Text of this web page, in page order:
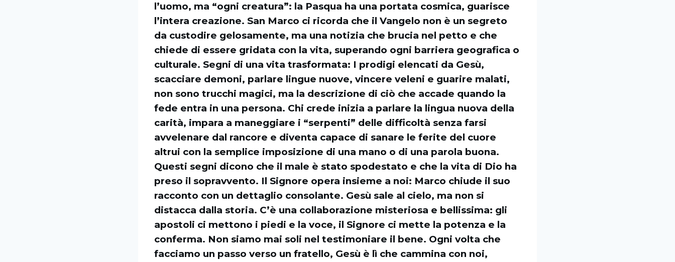
l’uomo, ma “ogni creatura”: la Pasqua ha una portata cosmica, guarisce
l’intera creazione. San Marco ci ricorda che il Vangelo non è un segreto
da custodire gelosamente, ma una notizia che brucia nel petto e che
chiede di essere gridata con la vita, superando ogni barriera geografica o
culturale. Segni di una vita trasformata: I prodigi elencati da Gesù,
scacciare demoni, parlare lingue nuove, vincere veleni e guarire malati,
non sono trucchi magici, ma la descrizione di ciò che accade quando la
fede entra in una persona. Chi crede inizia a parlare la lingua nuova della
carità, impara a maneggiare i “serpenti” delle difficoltà senza farsi
avvelenare dal rancore e diventa capace di sanare le ferite del cuore
altrui con la semplice imposizione di una mano o di una parola buona.
Questi segni dicono che il male è stato spodestato e che la vita di Dio ha
preso il sopravvento. Il Signore opera insieme a noi: Marco chiude il suo
racconto con un dettaglio consolante. Gesù sale al cielo, ma non si
distacca dalla storia. C’è una collaborazione misteriosa e bellissima: gli
apostoli ci mettono i piedi e la voce, il Signore ci mette la potenza e la
conferma. Non siamo mai soli nel testimoniare il bene. Ogni volta che
facciamo un passo verso un fratello, Gesù è lì che cammina con noi,